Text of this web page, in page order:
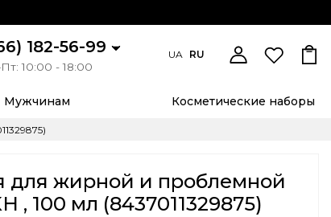
182-56-99
10:00 - 18:00
UA RU
Мужчинам Косметические наборы
для жирной и проблемной
, 100 мл (8437011329875)